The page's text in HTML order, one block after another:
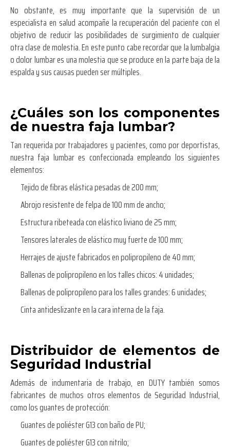
No obstante, es muy importante que la supervisión de un
especialista en salud acompañe la recuperación del paciente con el
objetivo de reducir las posibilidades de surgimiento de cualquier
otra clase de molestia. En este punto cabe recordar que la lumbalgia
o dolor lumbar es una molestia que se produce en la parte baja de la
espalda y sus causas pueden ser múltiples.
¿Cuáles son los componentes
de nuestra faja lumbar?
Tan requerida por trabajadores y pacientes, como por deportistas,
nuestra faja lumbar es confeccionada empleando los siguientes
elementos:
Tejido de fibras elástica pesadas de 200 mm;
Abrojo resistente de felpa de 100 mm de ancho;
Estructura ribeteada con elástico liviano de 25 mm;
Tensores laterales de elástico muy fuerte de 100 mm;
Herrajes de ajuste fabricados en polipropileno de 40 mm;
Ballenas de polipropileno en los talles chicos: 4 unidades;
Ballenas de polipropileno para los talles grandes: 6 unidades;
Cinta antideslizante en la cara interna de la faja.
Distribuidor de elementos de
Seguridad Industrial
Además de indumentaria de trabajo, en DUTY también somos
fabricantes de muchos otros elementos de Seguridad Industrial,
como los guantes de protección:
Guantes de poliéster G13 con baño de PU;
Guantes de poliéster G13 con nitrilo;